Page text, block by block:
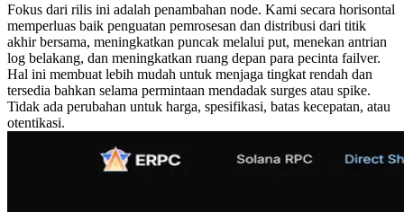
Fokus dari rilis ini adalah penambahan node. Kami secara horisontal
memperluas baik penguatan pemrosesan dan distribusi dari titik
akhir bersama, meningkatkan puncak melalui put, menekan antrian
log belakang, dan meningkatkan ruang depan para pecinta failver.
Hal ini membuat lebih mudah untuk menjaga tingkat rendah dan
tersedia bahkan selama permintaan mendadak surges atau spike.
Tidak ada perubahan untuk harga, spesifikasi, batas kecepatan, atau
otentikasi.